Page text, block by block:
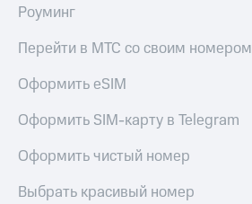
Роуминг
Перейти в МТС со своим номером
Оформить eSIM
Оформить SIM-карту в Telegram
Оформить чистый номер
Выбрать красивый номер